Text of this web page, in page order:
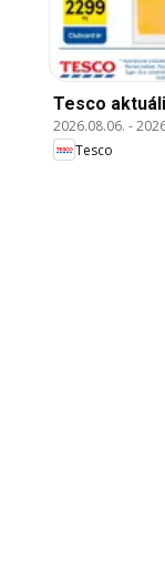
Tesco
2026.08.06. -
Tesco